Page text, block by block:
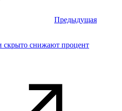
Предыдущая
скрыто снижают процент